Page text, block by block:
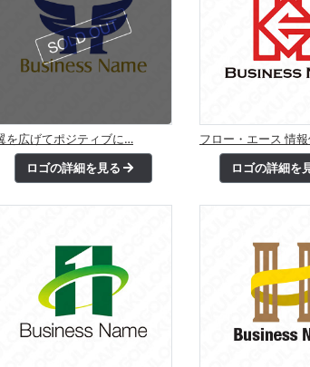
を広げてポジティブに…
ロゴの詳細を見る
フロー・エース 情
ロゴの詳細を